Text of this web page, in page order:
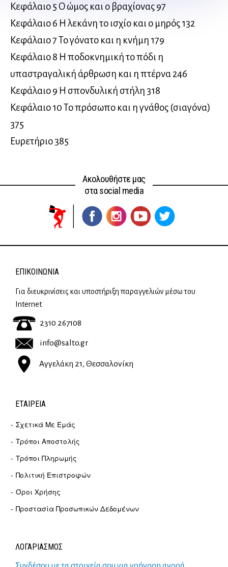
Κεφάλαιο 5 Ο ώμος και ο βραχίονας 97
Κεφάλαιο 6 Η λεκάνη το ισχίο και ο μηρός 132
Κεφάλαιο 7 Το γόνατο και η κνήμη 179
Κεφάλαιο 8 Η ποδοκνημική το πόδι η
υπαστραγαλική άρθρωση και η πτέρνα 246
Κεφάλαιο 9 Η σπονδυλική στήλη 318
Κεφάλαιο 10 Το πρόσωπο και η γνάθος (σιαγόνα)
375
Ευρετήριο 385
Ακολουθήστε μας
στα social media
ΕΠΙΚΟΙΝΩΝΊΑ
Για διευκρινίσεις και υποστήριξη παραγγελιών μέσω του
Internet
2310 267108
info@salto.gr
Αγγελάκη 21, Θεσσαλονίκη
ΕΤΑΙΡΕΊΑ
Σχετικά Με Εμάς
Τρόποι Αποστολής
Τρόποι Πληρωμής
Πολιτική Επιστροφών
Όροι Χρήσης
Προστασία Προσωπικών Δεδομένων
ΛΟΓΑΡΙΑΣΜΟΣ